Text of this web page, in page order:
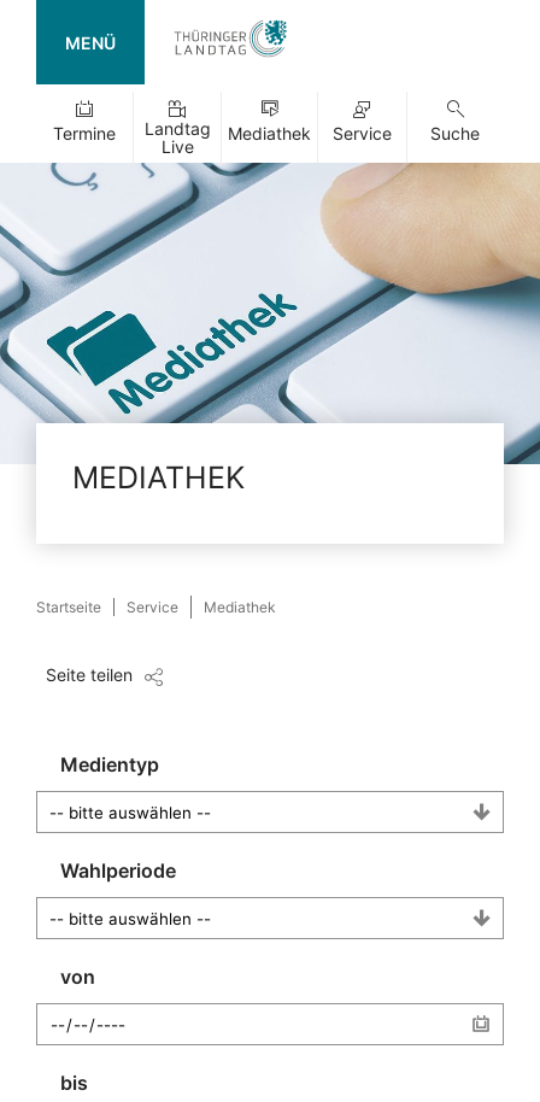
MENÜ
Termine
Landtag
Live
Mediathek Service Suche
MEDIATHEK
Startseite Service Mediathek
Seite teilen
Medientyp
Wahlperiode
von
bis